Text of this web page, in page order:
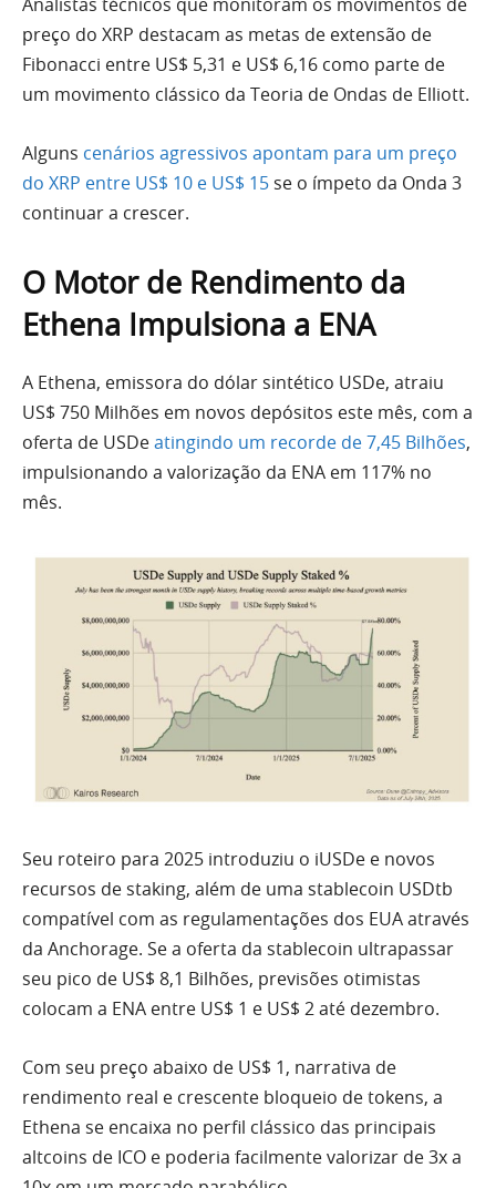
preço do XRP destacam as metas de extensão de
Fibonacci entre US$ 5,31 e US$ 6,16 como parte de
um movimento clássico da Teoria de Ondas de Elliott.
Alguns cenários agressivos apontam para um preço
do XRP entre US$ 10 e US$ 15 se o ímpeto da Onda 3
continuar a crescer.
O Motor de Rendimento da
Ethena Impulsiona a ENA
A Ethena, emissora do dólar sintético USDe, atraiu
US$ 750 Milhões em novos depósitos este mês, com a
oferta de USDeatingindo um recorde de 7,45 Bilhões,
impulsionando a valorização da ENA em 117% no
mês.
Seu roteiro para 2025 introduziu o iUSDe e novos
recursos de staking, além de uma stablecoin USDtb
compatível com as regulamentações dos EUA através
da Anchorage. Se a oferta da stablecoin ultrapassar
seu pico de US$ 8,1 Bilhões, previsões otimistas
colocam a ENA entre US$ 1 e US$ 2 até dezembro.
Com seu preço abaixo de US$ 1, narrativa de
rendimento real e crescente bloqueio de tokens, a
Ethena se encaixa no perfil clássico das principais
altcoins de ICO e poderia facilmente valorizar de 3x a